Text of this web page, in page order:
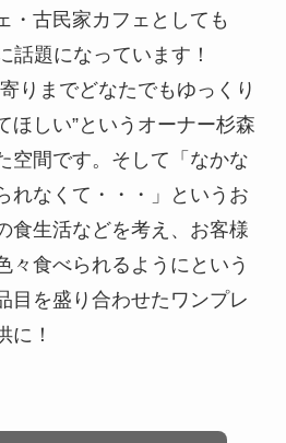
・古民家カフェとしても
話題になっています！
りまでどなたでもゆっくり
ほしい”というオーナー杉森
空間です。そして「なかな
れなくて・・・」というお
食生活などを考え、お客様
々食べられるようにという
目を盛り合わせたワンプレ
に！